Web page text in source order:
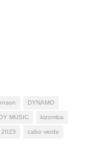
DYNAMO
MUSIC kizomba
cabo verde